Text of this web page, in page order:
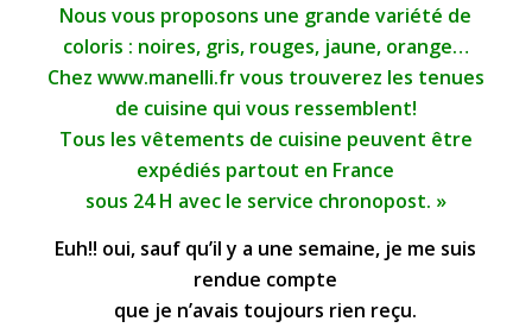
Nous vous proposons une grande variété de
coloris : noires, gris, rouges, jaune, orange…
Chez www.manelli.fr vous trouverez les tenues
de cuisine qui vous ressemblent!
Tous les vêtements de cuisine peuvent être
expédiés partout en France
sous 24 H avec le service chronopost. »
Euh!! oui, sauf qu’il y a une semaine, je me suis
rendue compte
que je n’avais toujours rien reçu.